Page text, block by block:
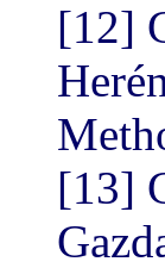
[12]
[13]